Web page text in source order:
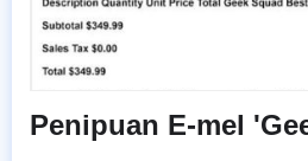
Penipuan E-mel